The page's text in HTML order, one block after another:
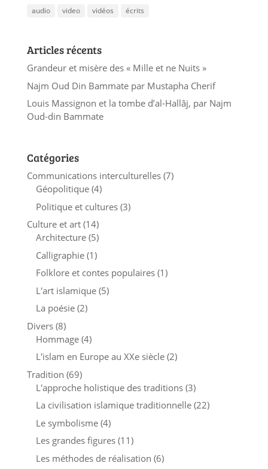
audio video vidéos écrits
Articles récents
Grandeur et misère des « Mille et ne Nuits »
Najm Oud Din Bammate par Mustapha Cherif
Louis Massignon et la tombe d’al-Hallâj, par Najm
Oud-din Bammate
Catégories
Communications interculturelles(7)
Géopolitique(4)
Politique et cultures(3)
Culture et art(14)
Architecture(5)
Calligraphie(1)
Folklore et contes populaires(1)
L'art islamique(5)
La poésie(2)
Divers(8)
Hommage(4)
L'islam en Europe au XXe siècle(2)
Tradition (69)
L'approche holistique des traditions(3)
La civilisation islamique traditionnelle(22)
Le symbolisme(4)
Les grandes figures(11)
Les méthodes de réalisation (6)